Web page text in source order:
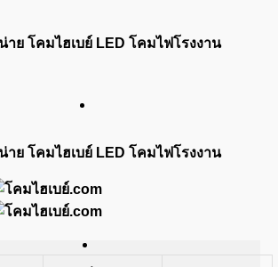
าย โคมไฮเบย์ LED โคมไฟโรงงาน
าย โคมไฮเบย์ LED โคมไฟโรงงาน